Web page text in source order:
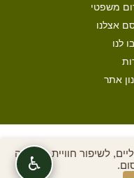
משפטי
אצלנו
לנו
אתר
לשיפור חוויית הגלישה
♿